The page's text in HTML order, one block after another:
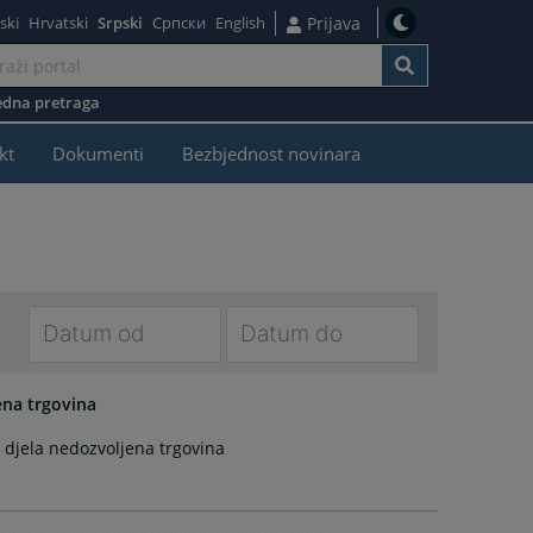
Hrvatski Srpski Српски English Prijava
pretraga
Dokumenti Bezbjednost novinara
forward
interact
the
the
trgovina
nedozvoljena trgovina